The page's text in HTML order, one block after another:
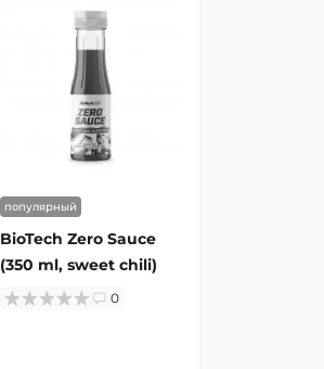
популярный
BioTech Zero Sauce
(350 ml, sweet chili)
0